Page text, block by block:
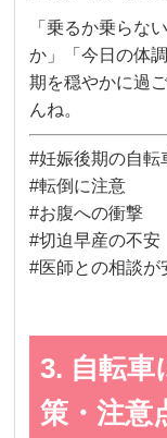
「乗るか乗らな
か」「今日の体
期を穏やかに過
んね。
#妊娠後期の自転
#転倒に注意
#お腹への衝撃
#切迫早産の不安
#医師との相談が
3. 自転車
策・注意